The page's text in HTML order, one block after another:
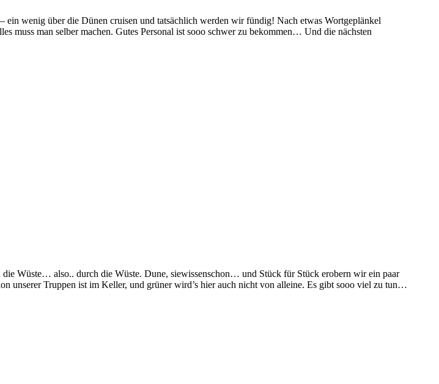
ein wenig über die Dünen cruisen und tatsächlich werden wir fündig! Nach etwas Wortgeplänkel
muss man selber machen. Gutes Personal ist sooo schwer zu bekommen… Und die nächsten
Wüste… also.. durch die Wüste. Dune, siewissenschon… und Stück für Stück erobern wir ein paar
unserer Truppen ist im Keller, und grüner wird’s hier auch nicht von alleine. Es gibt sooo viel zu tun…